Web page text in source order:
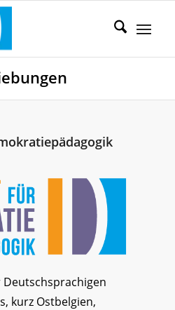
kurz Ostbelgien,